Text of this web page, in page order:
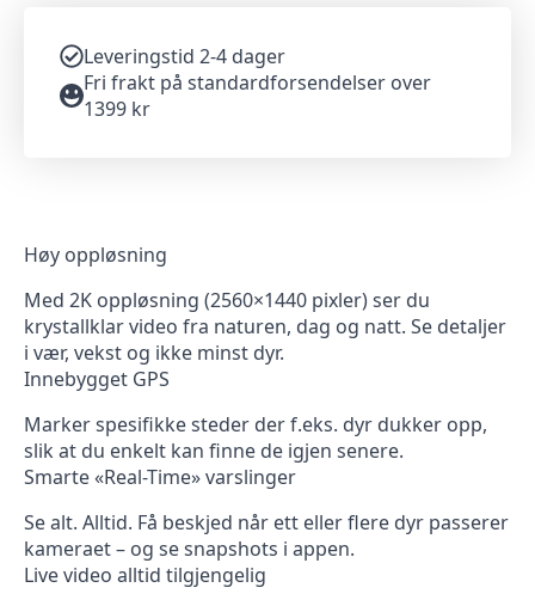
Leveringstid 2-4 dager
Fri frakt på standardforsendelser over
1399 kr
Høy oppløsning
Med 2K oppløsning (2560×1440 pixler) ser du
krystallklar video fra naturen, dag og natt. Se detaljer
i vær, vekst og ikke minst dyr.
Innebygget GPS
Marker spesifikke steder der f.eks. dyr dukker opp,
slik at du enkelt kan finne de igjen senere.
Smarte «Real-Time» varslinger
Se alt. Alltid. Få beskjed når ett eller flere dyr passerer
kameraet – og se snapshots i appen.
Live video alltid tilgjengelig